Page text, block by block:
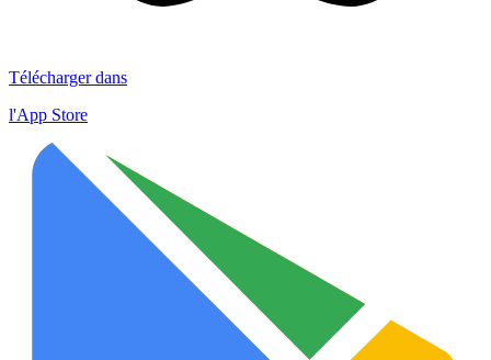
Télécharger dans
l'App Store